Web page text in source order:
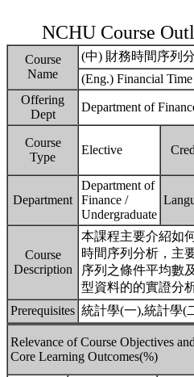
NCHU Course
Course
Name
(中) 財務時間序列
(Eng.) Financial
Offering
Dept
Department of
Course
Type
Elective
Department
Department of
Finance /
Undergraduate
Course
Description
本課程主要介紹如
時間序列分析，主
序列之條件平均數
型資料的的實證分
Prerequisites 統計學(一),統計學(
Relevance of Course Objectives and
Core Learning Outcomes(%)